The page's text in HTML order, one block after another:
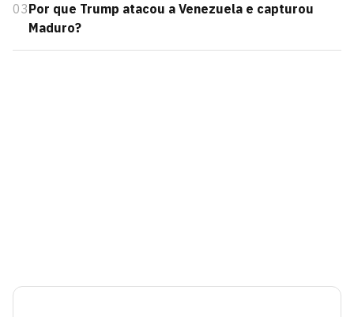
03Por que Trump atacou a Venezuela e capturou
Maduro?